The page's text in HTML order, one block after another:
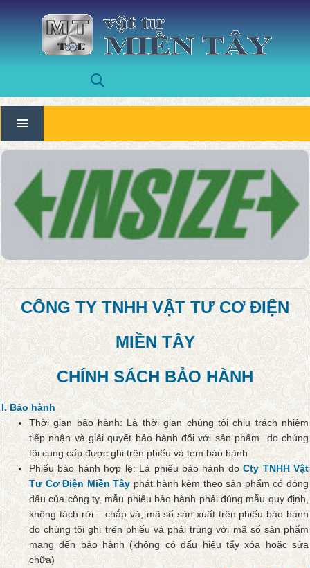
CÔNG TY TNHH VẬT TƯ CƠ ĐIỆN
MIỀN TÂY
CHÍNH SÁCH BẢO HÀNH
I. Bảo hành
Thời gian bảo hành: Là thời gian chúng tôi chịu trách nhiệm
tiếp nhận và giải quyết bảo hành đối với sản phẩm do chúng
tôi cung cấp được ghi trên phiếu và tem bảo hành
Phiếu bảo hành hợp lệ: Là phiếu bảo hành doCty TNHH Vật
Tư Cơ Điện Miền Tâyphát hành kèm theo sản phẩm có đóng
dấu của công ty, mẫu phiếu bảo hành phải đúng mẫu quy định,
không tách rời – chắp vá, mã số sản xuất trên phiếu bảo hành
do chúng tôi ghi trên phiếu và phải trùng với mã số sản phẩm
mang đến bảo hành (không có dấu hiệu tẩy xóa hoặc sửa
chữa)